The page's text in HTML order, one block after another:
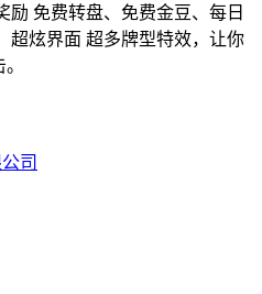
励 免费转盘、免费金豆、每日
超炫界面 超多牌型特效，让你
司